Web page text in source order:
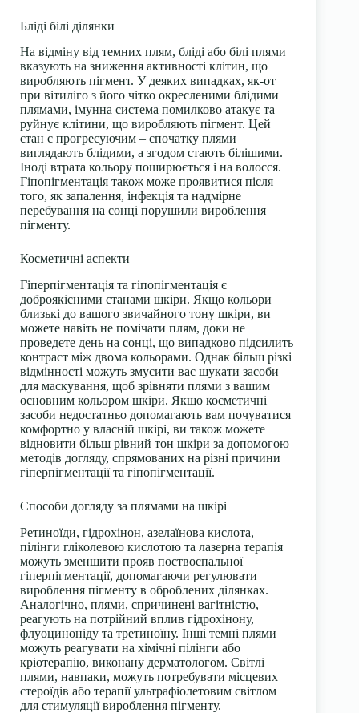
Бліді білі ділянки
На відміну від темних плям, бліді або білі плями
вказують на зниження активності клітин, що
виробляють пігмент. У деяких випадках, як-от
при вітиліго з його чітко окресленими блідими
плямами, імунна система помилково атакує та
руйнує клітини, що виробляють пігмент. Цей
стан є прогресуючим – спочатку плями
виглядають блідими, а згодом стають білішими.
Іноді втрата кольору поширюється і на волосся.
Гіпопігментація також може проявитися після
того, як запалення, інфекція та надмірне
перебування на сонці порушили вироблення
пігменту.
Косметичні аспекти
Гіперпігментація та гіпопігментація є
доброякісними станами шкіри. Якщо кольори
близькі до вашого звичайного тону шкіри, ви
можете навіть не помічати плям, доки не
проведете день на сонці, що випадково підсилить
контраст між двома кольорами. Однак більш різкі
відмінності можуть змусити вас шукати засоби
для маскування, щоб зрівняти плями з вашим
основним кольором шкіри. Якщо косметичні
засоби недостатньо допомагають вам почуватися
комфортно у власній шкірі, ви також можете
відновити більш рівний тон шкіри за допомогою
методів догляду, спрямованих на різні причини
гіперпігментації та гіпопігментації.
Способи догляду за плямами на шкірі
Ретиноїди, гідрохінон, азелаїнова кислота,
пілінги гліколевою кислотою та лазерна терапія
можуть зменшити прояв поствоспальної
гіперпігментації, допомагаючи регулювати
вироблення пігменту в оброблених ділянках.
Аналогічно, плями, спричинені вагітністю,
реагують на потрійний вплив гідрохінону,
флуоциноніду та третиноїну. Інші темні плями
можуть реагувати на хімічні пілінги або
кріотерапію, виконану дерматологом. Світлі
плями, навпаки, можуть потребувати місцевих
стероїдів або терапії ультрафіолетовим світлом
для стимуляції вироблення пігменту.